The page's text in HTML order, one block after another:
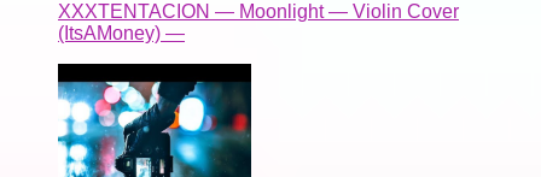
XXXTENTACION — Moonlight — Violin Cover
(ItsAMoney) —